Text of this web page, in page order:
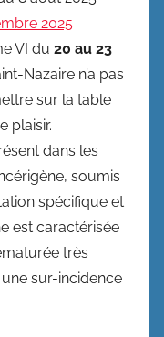
2025
VI du 20 au 23
Nazaire n’a pas
sur la table
plaisir.
dans les
soumis
spécifique et
est caractérisée
très
sur-incidence